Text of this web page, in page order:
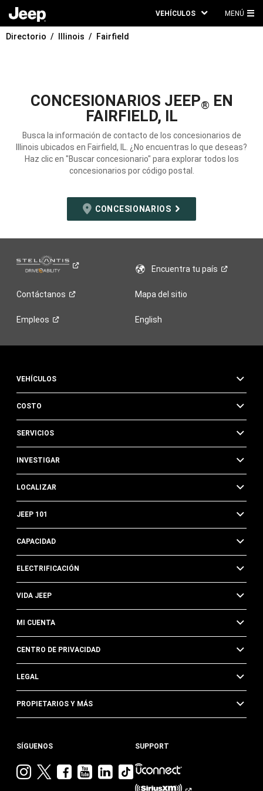
VEHÍCULOS MENÚ
Directorio Illinois Fairfield
CONCESIONARIOS JEEP® EN
FAIRFIELD, IL
Busca la información de contacto de los concesionarios de
Illinois ubicados en Fairfield, IL. ¿No encuentras lo que deseas?
Haz clic en "Buscar concesionario" para explorar todos los
concesionarios por código postal.
CONCESIONARIOS
Encuentra tupaís
Contáctanos Mapa del sitio
Empleos English
VEHÍCULOS
COSTO
SERVICIOS
INVESTIGAR
LOCALIZAR
JEEP 101
CAPACIDAD
ELECTRIFICACIÓN
VIDA JEEP
MI CUENTA
CENTRO DE PRIVACIDAD
LEGAL
PROPIETARIOS Y MÁS
SÍGUENOS
VisitaVisitaVisitaVisitaVisita
Jeep
Visita
Jeep
SUPPORT